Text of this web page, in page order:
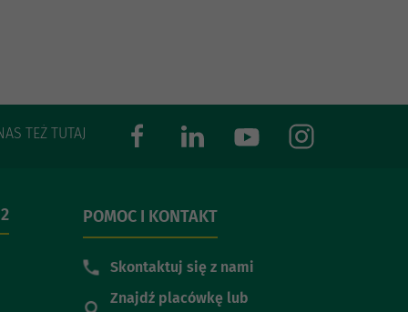
TEŻ TUTAJ
POMOC I KONTAKT
Skontaktuj się z nami
Znajdź placówkę lub